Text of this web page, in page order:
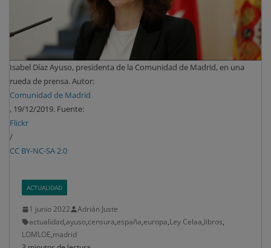
Isabel Díaz Ayuso, presidenta de la Comunidad de Madrid, en una
rueda de prensa. Autor:
Comunidad de Madrid
, 19/12/2019. Fuente:
Flickr
/
CC BY-NC-SA 2.0
ACTUALIDAD
1 junio 2022
Adrián Juste
actualidad,ayuso,censura,españa,europa,Ley Celaa,libros,
LOMLOE,madrid